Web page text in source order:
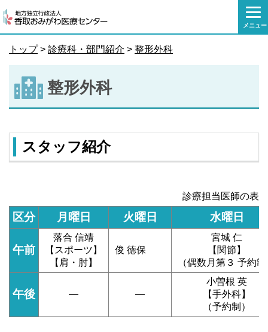
メニュー
文
動
トップ> 診療科・部門紹介 > 整形外科
整形外科
スタッフ紹介
診療担当医師の表
区分 月曜日 火曜日 水曜日
午前
落合 信靖
【スポーツ】
【肩・肘】
俊 徳保
宮城 仁
【関節】
（偶数月第３ 予約
午後 ― ―
小曽根 英
【手外科】
（予約制）